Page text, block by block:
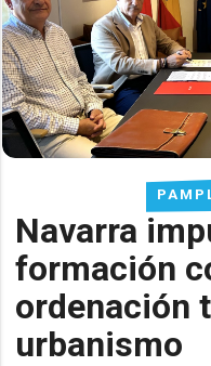
Navarra
formación
ordenación
urbanismo